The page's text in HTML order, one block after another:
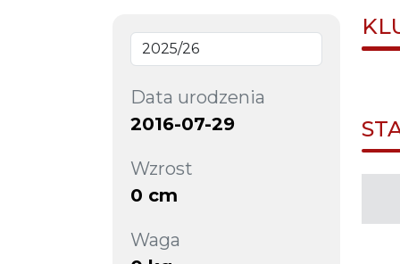
Data urodzenia
2016-07-29
Wzrost
0 cm
Waga